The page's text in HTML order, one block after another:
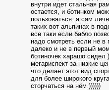
внутри идет стальная
остается, и ботинком
пользоваться. я сам
таких вот альпинах в
все таки если бабло
надо смотреть если не в
далеко и не в первый
ботиночек харашо
мегариспект за низкие
что делает этот вид
для более широкого
сторчаться на нём ))))))